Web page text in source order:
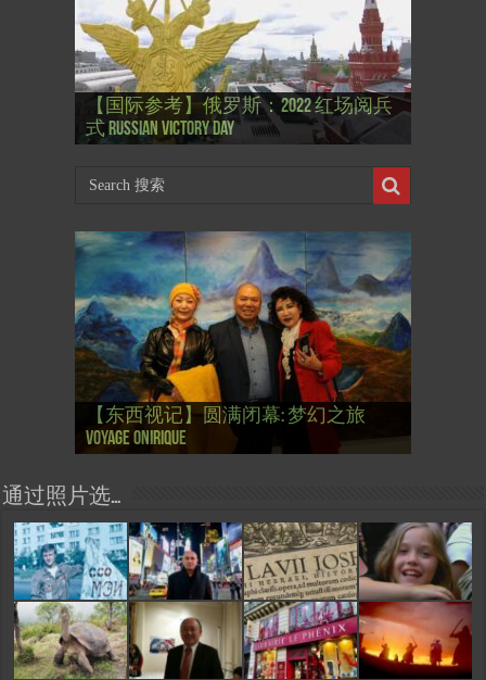
【国际参考】俄罗斯：2022 红场阅兵
式 Russian Victory Day
【国际参考】”戏剧性“服装设计师
Thierry Mugler 蒂埃里.穆勒 去世, 享年 73
岁
【国际参考】海湖庄园: Xi & Trump 内幕
Mar-a-Lago leak
【东西视记】1937年的毕加索, 海明威,
肯尼迪 1937 – La fin de l’innocence (2/2)
【东西视记】1937年的毕加索, 海明威,
肯尼迪 1937 – La fin de l’innocence (1/2)
【东西视记】1961年4月12日 尤里·加加
林 成为第一“太空人”
【东西视记】圆满闭幕: 梦幻之旅
Voyage onirique
【东西视记】开幕：唐恽鉎 Michel
Tong, 梦幻之旅 Voyage onirique
【东西视记】展讯：唐恽鉎 Michel
Tong, 梦幻之旅 Voyage onirique
【跨年晚会】祝各位 佳年快乐 Bonne
année 2023, Le feu d’artifice de Paris
【一画一故事】唐恽鉎 Michel Tong One
Painting One Story
【一画一故事】林象元 Lin XiangYuan One
Painting One Story
【国际参考】芭蕾舞: 天鹅湖 乌克兰
大剧院版 Le lac des cygnes – Opéra national
d’Ukraine
【国际参考】巴黎政府举行“新年晚
会” Soirée musicale à la mairie du 13e le 8
Février
【国际参考】巴黎“艺术之都”展将于2
月12日揭幕 Art Capital s’ouvre le 12 Février
【东西视记】法国电影: “中国人占领
巴黎”，一种法国幽默与“预言” Les
chinois à Paris de J.Yanne
【东西视记】时装秀：巴黎时装界
的“顽童”与“不屈者” John Galliano le
surdoué de la mode
【东西视记】法国“复兴会”式【艺术
桥展】 Expo. que “RENAISSANCE” aurait pu
organiser
通过照片选…